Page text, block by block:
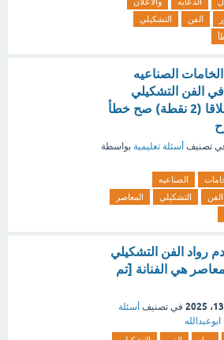
الفن
التشكيلي
الصناعيه
في الفن التشكيلي
المعاصر اطلاقا (2 نقطة) صح خطأ
تصنيف أسئلة تعليمية بواسطة
الصناعيه
الفن التشكيلي
المعاصر
رواد الفن التشكيلي
هي الفنانة [تم
في تصنيف أسئلة
ابوعبدالله